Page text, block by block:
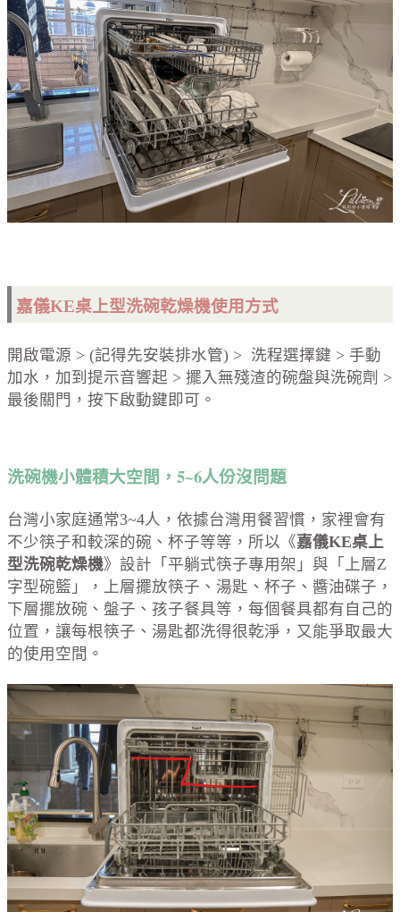
嘉儀KE桌上型洗碗乾燥機使用方式
開啟電源 > (記得先安裝排水管) > 洗程選擇鍵 > 手動
加水，加到提示音響起 > 擺入無殘渣的碗盤與洗碗劑 >
最後關門，按下啟動鍵即可。
洗碗機小體積大空間，5~6人份沒問題
台灣小家庭通常3~4人，依據台灣用餐習慣，家裡會有
不少筷子和較深的碗、杯子等等，所以《嘉儀KE桌上
型洗碗乾燥機》設計「平躺式筷子專用架」與「上層Z
字型碗籃」，上層擺放筷子、湯匙、杯子、醬油碟子，
下層擺放碗、盤子、孩子餐具等，每個餐具都有自己的
位置，讓每根筷子、湯匙都洗得很乾淨，又能爭取最大
的使用空間。